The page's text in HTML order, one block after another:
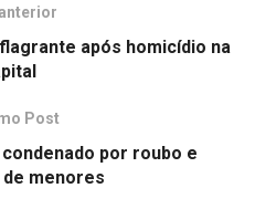
após homicídio na
Post
por roubo e
menores